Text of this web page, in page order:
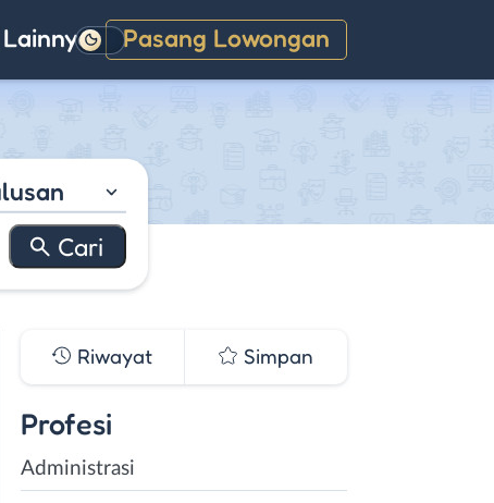
Pasang Lowongan
Gelap
Riwayat Simpan
Profesi
Administrasi